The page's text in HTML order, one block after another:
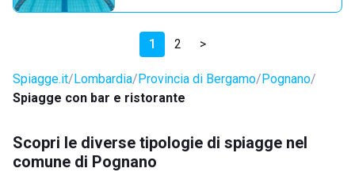
1 2 >
Spiagge.it Lombardia Provincia di Bergamo Pognano
Spiagge con bar e ristorante
Scopri le diverse tipologie di spiagge nel
comune di Pognano